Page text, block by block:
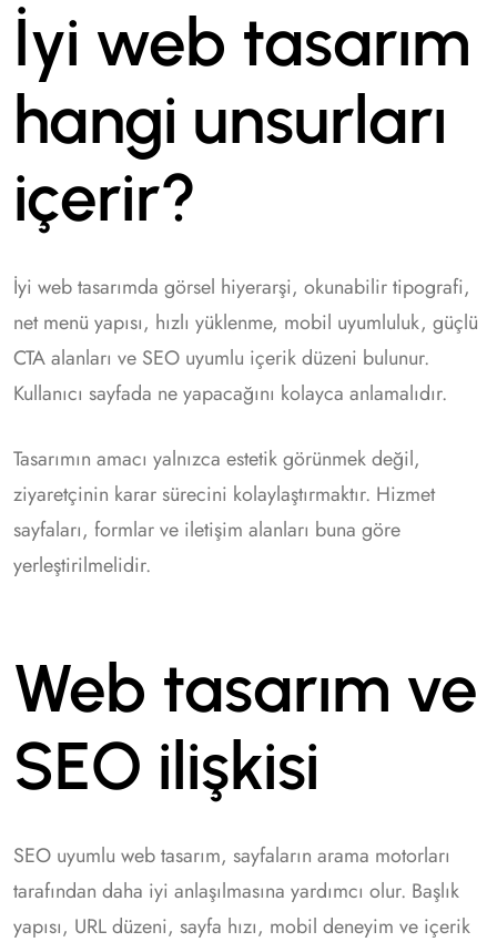
İyi web tasarım
hangi unsurları
içerir?
İyi web tasarımda görsel hiyerarşi, okunabilir tipografi,
net menü yapısı, hızlı yüklenme, mobil uyumluluk, güçlü
CTA alanları ve SEO uyumlu içerik düzeni bulunur.
Kullanıcı sayfada ne yapacağını kolayca anlamalıdır.
Tasarımın amacı yalnızca estetik görünmek değil,
ziyaretçinin karar sürecini kolaylaştırmaktır. Hizmet
sayfaları, formlar ve iletişim alanları buna göre
yerleştirilmelidir.
Web tasarım ve
SEO ilişkisi
SEO uyumlu web tasarım, sayfaların arama motorları
tarafından daha iyi anlaşılmasına yardımcı olur. Başlık
yapısı, URL düzeni, sayfa hızı, mobil deneyim ve içerik